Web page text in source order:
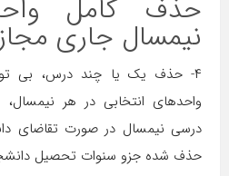
حذف کامل
نیمسال جاری
۴- حذف یک یا چند درس، بی
واحدهای انتخابی در هر
درسی نیمسال در صورت تقاضای
حذف شده جزو سنوات تحصیل